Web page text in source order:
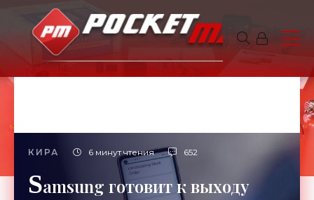
КИРА 6 минут чтения 652
Samsung готовит к выходу